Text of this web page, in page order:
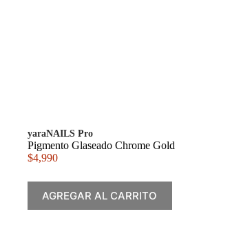
yaraNAILS Pro
Pigmento Glaseado Chrome Gold
$4,990
AGREGAR AL CARRITO